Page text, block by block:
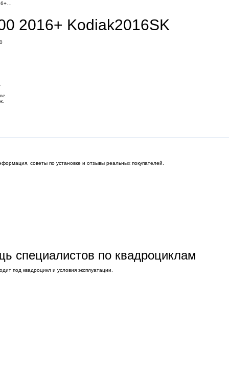
2016+ Kodiak2016SK
советы по установке и отзывы реальных покупателей.
специалистов по квадроциклам
под квадроцикл и условия эксплуатации.